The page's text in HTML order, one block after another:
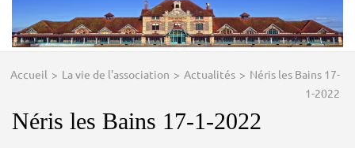
Accueil > La vie de l'association > Actualités > Néris les Bains 17-
1-2022
Néris les Bains 17-1-2022